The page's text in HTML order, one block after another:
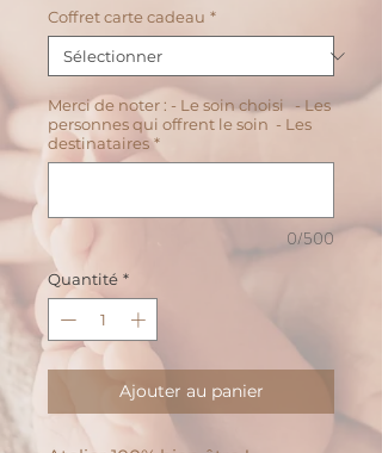
Coffret carte cadeau *
Merci de noter : - Le soin choisi - Les
personnes qui offrent le soin - Les
destinataires *
0/500
Quantité *
Ajouter au panier